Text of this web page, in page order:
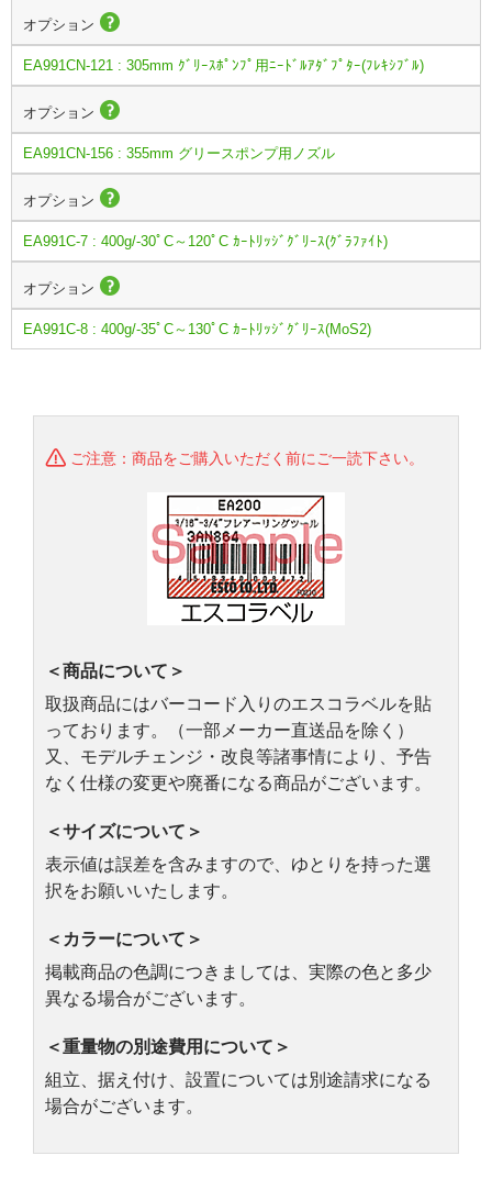
オプション
EA991CN-121 : 305mm ｸﾞﾘｰｽﾎﾟﾝﾌﾟ用ﾆｰﾄﾞﾙｱﾀﾞﾌﾟﾀｰ(ﾌﾚｷｼﾌﾞﾙ)
オプション
EA991CN-156 : 355mm グリースポンプ用ノズル
オプション
EA991C-7 : 400g/-30ﾟC～120ﾟC ｶｰﾄﾘｯｼﾞｸﾞﾘｰｽ(ｸﾞﾗﾌｧｲﾄ)
オプション
EA991C-8 : 400g/-35ﾟC～130ﾟC ｶｰﾄﾘｯｼﾞｸﾞﾘｰｽ(MoS2)
ご注意：商品をご購入いただく前にご一読下さい。
＜商品について＞
取扱商品にはバーコード入りのエスコラベルを貼
っております。（一部メーカー直送品を除く）
又、モデルチェンジ・改良等諸事情により、予告
なく仕様の変更や廃番になる商品がございます。
＜サイズについて＞
表示値は誤差を含みますので、ゆとりを持った選
択をお願いいたします。
＜カラーについて＞
掲載商品の色調につきましては、実際の色と多少
異なる場合がございます。
＜重量物の別途費用について＞
組立、据え付け、設置については別途請求になる
場合がございます。